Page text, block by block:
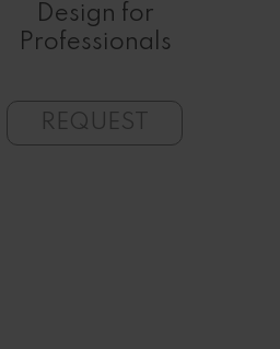
Design for
Professionals
REQUEST